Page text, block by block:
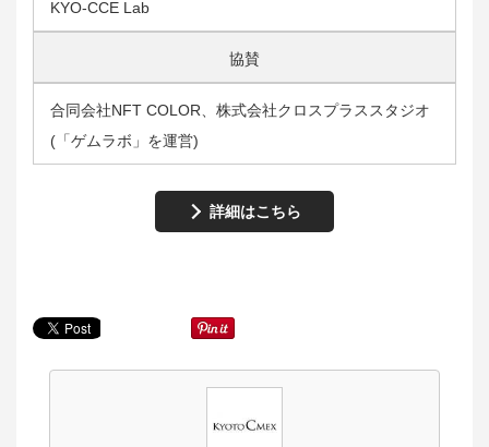
KYO-CCE Lab
協賛
合同会社NFT COLOR、株式会社クロスプラススタジオ
(「ゲムラボ」を運営)
詳細はこちら